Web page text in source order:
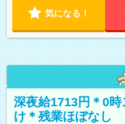
気になる！
深夜給1713円＊0
け＊残業ほぼなし